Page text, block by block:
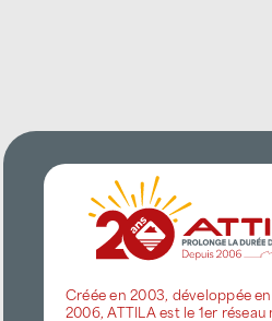
Créée en 2003, développée
2006, ATTILA est le 1er